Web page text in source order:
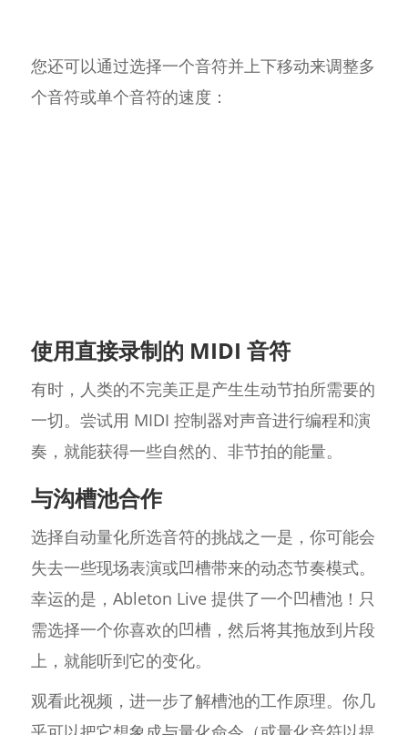
您还可以通过选择一个音符并上下移动来调整多
个音符或单个音符的速度：
使用直接录制的 MIDI 音符
有时，人类的不完美正是产生生动节拍所需要的
一切。尝试用 MIDI 控制器对声音进行编程和演
奏，就能获得一些自然的、非节拍的能量。
与沟槽池合作
选择自动量化所选音符的挑战之一是，你可能会
失去一些现场表演或凹槽带来的动态节奏模式。
幸运的是，Ableton Live 提供了一个凹槽池！只
需选择一个你喜欢的凹槽，然后将其拖放到片段
上，就能听到它的变化。
观看此视频，进一步了解槽池的工作原理。你几